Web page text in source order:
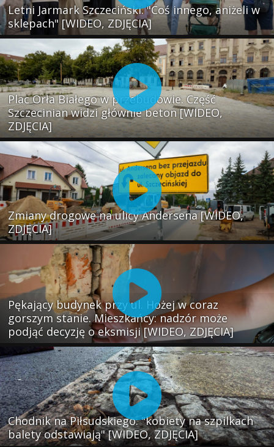
Letni Jarmark Szczeciński. "Coś innego, aniżeli w
sklepach" [WIDEO, ZDJĘCIA]
Plac Orła Białego w przebudowie. Część
Szczecinian widzi głównie beton [WIDEO,
ZDJĘCIA]
Zmiany drogowe na ulicy Andersena [WIDEO,
ZDJĘCIA]
Pękający budynek przy ul. Hożej w coraz
gorszym stanie. Mieszkańcy: nadzór może
podjąć decyzję o eksmisji [WIDEO, ZDJĘCIA]
Chodnik na Piłsudskiego: "kobiety na szpilkach
balety odstawiają" [WIDEO, ZDJĘCIA]